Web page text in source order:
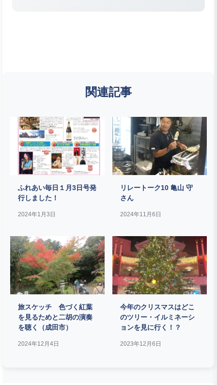
関連記事
ふれあい毎日１月3日号発
行しました！
2024年1月3日
リレートーク10 亀山 守
さん
2024年11月6日
旅スケッチ 色づく紅葉
を見るためと二胡の演奏
を聴く（成田市）
2024年12月4日
今年のクリスマスはどこ
のツリー・イルミネーシ
ョンを見に行く！？
2023年12月6日